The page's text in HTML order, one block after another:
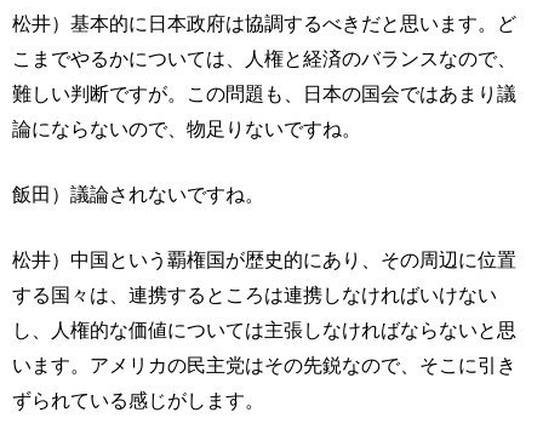
松井）基本的に日本政府は協調するべきだと思います。ど
こまでやるかについては、人権と経済のバランスなので、
難しい判断ですが。この問題も、日本の国会ではあまり議
論にならないので、物足りないですね。
飯田）議論されないですね。
松井）中国という覇権国が歴史的にあり、その周辺に位置
する国々は、連携するところは連携しなければいけない
し、人権的な価値については主張しなければならないと思
います。アメリカの民主党はその先鋭なので、そこに引き
ずられている感じがします。